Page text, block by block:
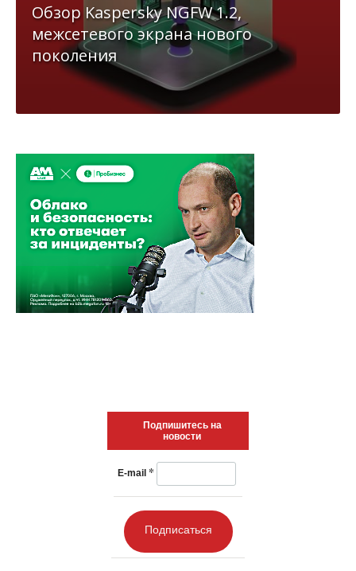
Обзор Kaspersky NGFW 1.2,
межсетевого экрана нового
поколения
Подпишитесь на
новости
E-mail *
Подписаться